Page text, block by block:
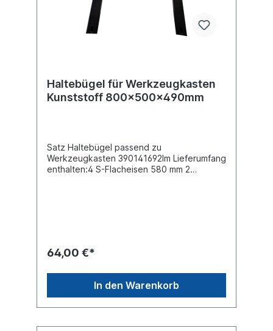
Haltebügel für Werkzeugkasten
Kunststoff 800x500x490mm
Satz Haltebügel passend zu
Werkzeugkasten 390141692Im Lieferumfang
enthalten:4 S-Flacheisen 580 mm 2
64,00 €*
In den Warenkorb